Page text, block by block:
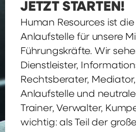
JETZT STARTEN!
Human Resources ist
Anlaufstelle für unsere
Führungskräfte. Wir
Dienstleister,
Rechtsberater,
Anlaufstelle und
Trainer, Verwalter,
wichtig: als Teil der